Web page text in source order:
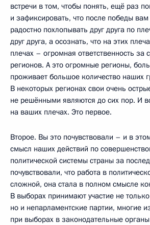
встречи в том, чтобы понять, ещё раз
и зафиксировать, что после победы
радостно похлопывать друг друга по
друг друга, а осознать, что на этих
плечах – огромная ответственность за
регионов. А это огромные регионы,
проживает большое количество наших
В некоторых регионах свои очень
не решёнными являются до сих пор. И
на ваших плечах. Это первое.
Второе. Вы это почувствовали – и в
смысл наших действий по
политической системы страны за
почувствовали, что работа в
сложной, она стала в полном смысле
В выборах принимают участие не
но и непарламентские партии, многие
при выборах в законодательные органы